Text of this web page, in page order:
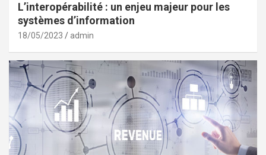
L’interopérabilité : un enjeu majeur pour les
systèmes d’information
18/05/2023 admin